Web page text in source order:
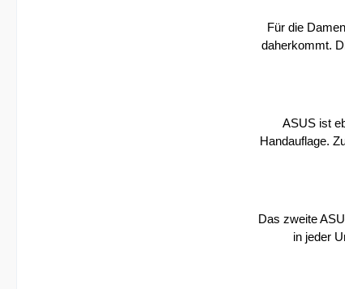
Für die
daherkommt.
ASUS ist
Handauflage.
Das zweite
in jeder